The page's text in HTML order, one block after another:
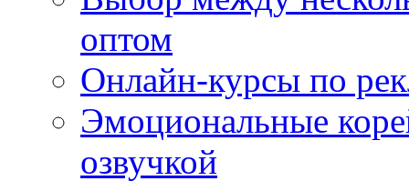
оптом
Онлайн-курсы по
Эмоциональные
озвучкой